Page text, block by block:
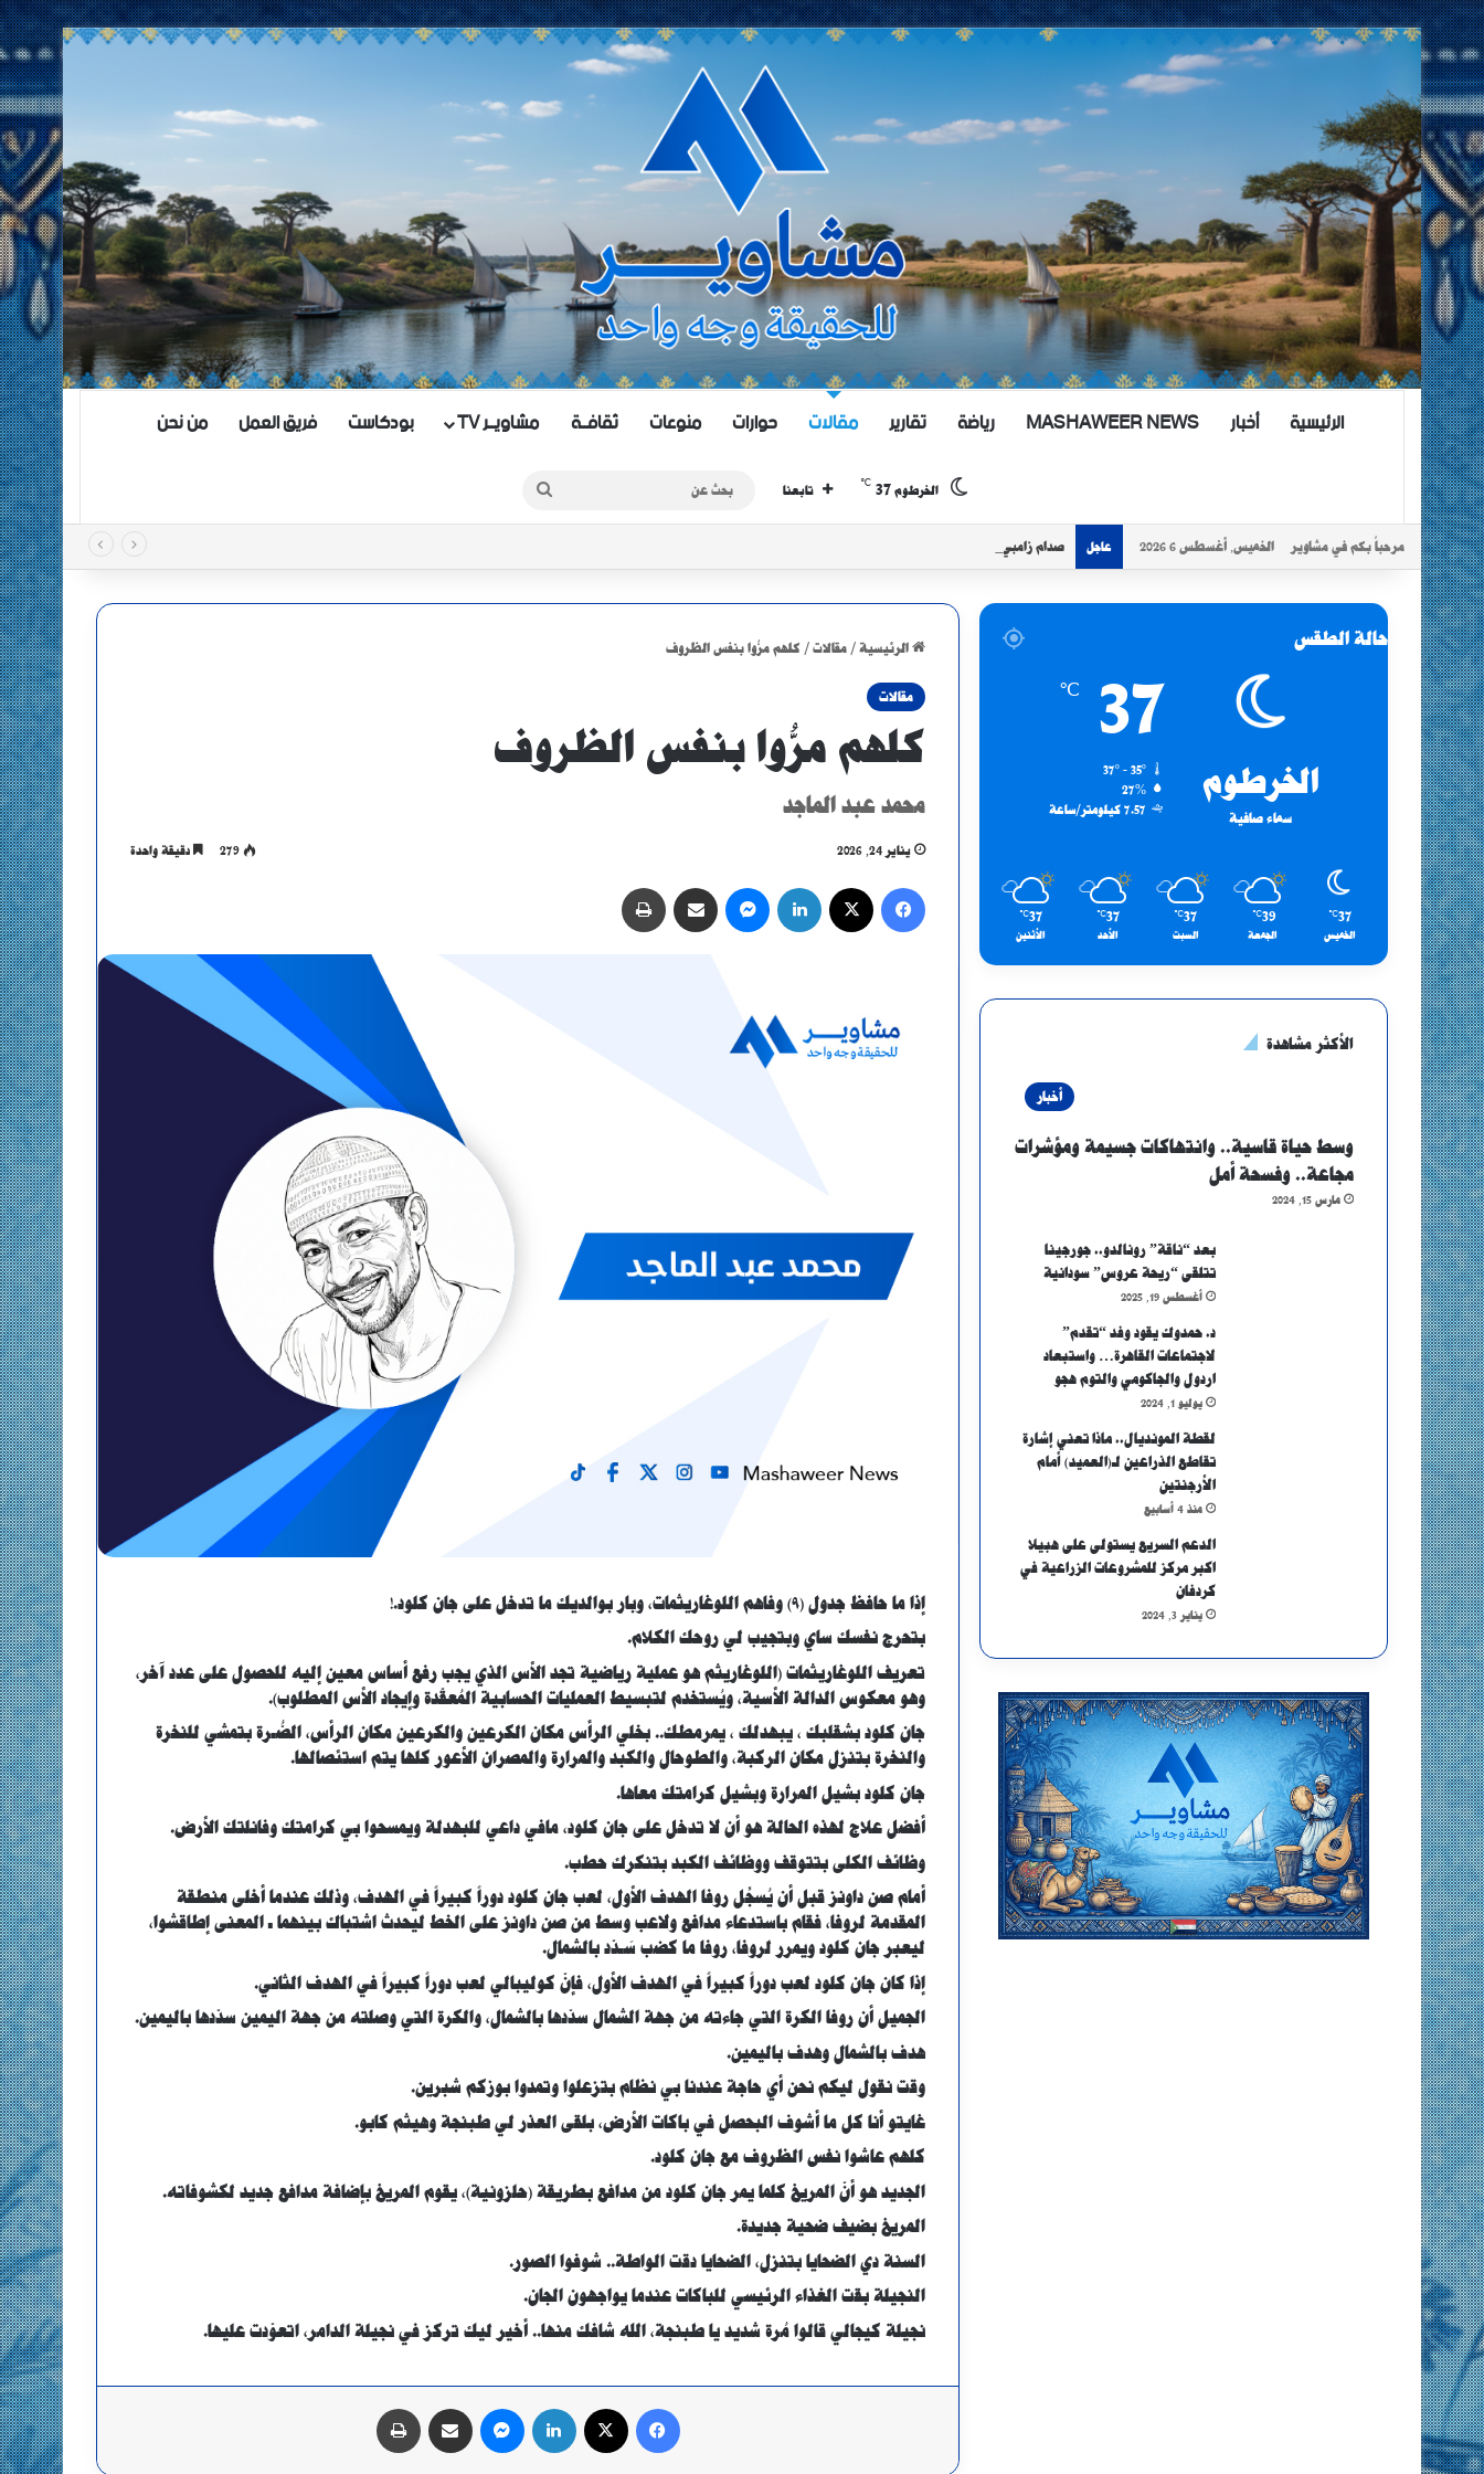
الرئيسية أخبار MASHAWEER NEWS رياضة تقارير مقالات حوارات منوعات ثقافــة مشاويــر TV بودكاست فريق العمل من نحن
الخرطوم 37
℃
تابعنا بحث
عن
مرحباً بكم في مشاوير الخميس, أغسطس 6 2026 عاجل صدام زامبي وعقبة جزائرية أو غينية محتملة.. تعرف على مسار المريخ في أبطال أفريقيا
الرئيسية / مقالات / كلهم مرُّوا بنفس الظروف
مقالات
كلهم مرُّوا بنفس الظروف
محمد عبد الماجد
يناير 24, 2026 279 دقيقة واحدة
فيسبوك لينكدإن ماسنجر مشاركة عبر البريد
إذا ما حافظ جدول (٩) وفاهم اللوغاريثمات، وبار بوالديك ما تدخل على جان كلود.!
بتحرج نفسك ساي وبتجيب لي روحك الكلام.
تعريف اللوغاريثمات (اللوغاريثم هو عملية رياضية تجد الأس الذي يجب رفع أساس معين إليه للحصول على عدد آخر،
وهو معكوس الدالة الأسية، ويُستخدم لتبسيط العمليات الحسابية المُعقّدة وإيجاد الأس المطلوب).
جان كلود بشقلبك ، يبهدلك ، يمرمطك.. بخلي الرأس مكان الكرعين والكرعين مكان الرأس، الصُّـرة بتمشي للنخرة
والنخرة بتنزل مكان الركبة، والطوحال والكبد والمرارة والمصران الأعور كلها يتم استئصالها.
جان كلود بشيل المرارة وبشيل كرامتك معاها.
أفضل علاج لهذه الحالة هو أن لا تدخل على جان كلود، مافي داعي للبهدلة ويمسحوا بي كرامتك وفانلتك الأرض.
وظائف الكلى بتتوقف ووظائف الكبد بتنكرك حطب.
أمام صن داونز قبل أن يُسجِّل روفا الهدف الأول، لعب جان كلود دوراً كبيراً في الهدف، وذلك عندما أخلى منطقة
المقدمة لروفا، فقام باستدعاء مدافع ولاعب وسط من صن داونز على الخط ليحدث اشتباك بينهما ـ المعنى إطاقشوا،
ليعبر جان كلود ويمرر لروفا، روفا ما كضب سَـدّد بالشمال.
إذا كان جان كلود لعب دوراً كبيراً في الهدف الأول، فإنّ كوليبالي لعب دوراً كبيراً في الهدف الثاني.
الجميل أن روفا الكرة التي جاءته من جهة الشمال سدّدها بالشمال، والكرة التي وصلته من جهة اليمين سدّدها باليمين.
هدف بالشمال وهدف باليمين.
وقت نقول ليكم نحن أي حاجة عندنا بي نظام بتزعلوا وتمدوا بوزكم شبرين.
غايتو أنا كل ما أشوف البحصل في باكات الأرض، بلقى العذر لي طبنجة وهيثم كابو.
كلهم عاشوا نفس الظروف مع جان كلود.
الجديد هو أنّ المريخ كلما يمر جان كلود من مدافع بطريقة (حلزونية)، يقوم المريخ بإضافة مدافع جديد لكشوفاته.
المريخ بضيف ضحية جديدة.
السنة دي الضحايا بتنزل، الضحايا دقت الواطة.. شوفوا الصور.
النجيلة بقت الغذاء الرئيسي للباكات عندما يواجهون الجان.
نجيلة كيجالي قالوا مُرة شديد يا طبنجة، الله شافك منها.. أخير ليك تركز في نجيلة الدامر، اتعوّدت عليها.
فيسبوك لينكدإن ماسنجر مشاركة عبر البريد
حالة الطقس
الخرطوم
سماء صافية
37
℃
37º - 35º
27%
7.57 كيلومتر/ساعة
37
℃
الخميس
39
℃
الجمعة
37
℃
السبت
37
℃
الأحد
37
℃
الأثنين
الأكثر مشاهدة
أخبار
وسط حياة قاسية.. وانتهاكات جسيمة ومؤشرات
مجاعة.. وفسحة أمل
مارس 15, 2024
بعد “ناقة” رونالدو.. جورجينا
تتلقى “ريحة عروس” سودانية
أغسطس 19, 2025
د. حمدوك يقود وفد “تقدم”
لاجتماعات القاهرة… واستبعاد
اردول والجاكومي والتوم هجو
يوليو 1, 2024
لقطة المونديال.. ماذا تعني إشارة
تقاطع الذراعين لـ(العميد) أمام
الأرجنتين
منذ 4 أسابيع
الدعم السريع يستولى على هبيلا
اكبر مركز للمشروعات الزراعية في
كردفان
يناير 3, 2024